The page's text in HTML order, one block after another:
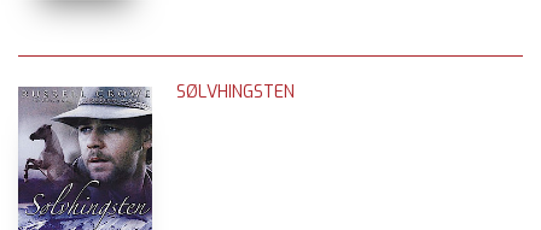
SØLVHINGSTEN